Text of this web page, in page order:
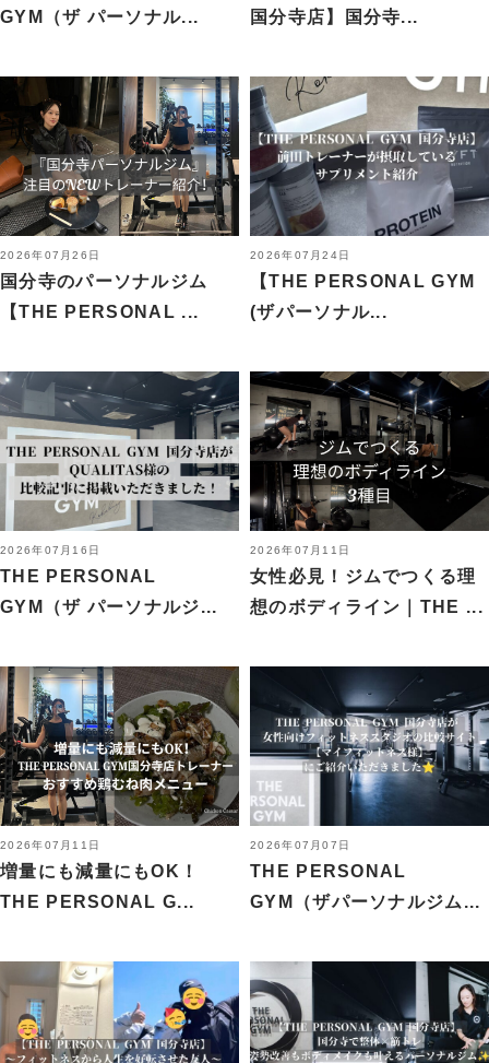
GYM（ザ パーソナル...
国分寺店】国分寺...
2026年07月26日
国分寺のパーソナルジム
【THE PERSONAL ...
2026年07月24日
【THE PERSONAL GYM
(ザパーソナル...
2026年07月16日
THE PERSONAL
GYM（ザ パーソナルジ...
2026年07月11日
女性必見！ジムでつくる理
想のボディライン｜THE ...
2026年07月11日
増量にも減量にもOK！
THE PERSONAL G...
2026年07月07日
THE PERSONAL
GYM（ザパーソナルジム...